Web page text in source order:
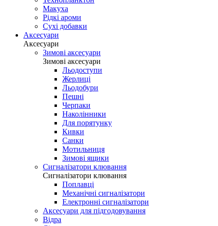
Макуха
Рідкі ароми
Сухі добавки
Аксесуари
Аксесуари
Зимові аксесуари
Зимові аксесуари
Льодоступи
Жерлиці
Льодобури
Пешні
Черпаки
Наколінники
Для порятунку
Кивки
Санки
Мотильниця
Зимові ящики
Сигналізатори клювання
Сигналізатори клювання
Поплавці
Механічні сигналізатори
Електронні сигналізатори
Аксесуари для підгодовування
Відра